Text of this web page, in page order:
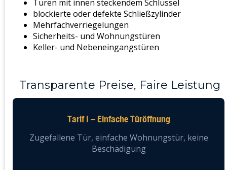
Türen mit innen steckendem Schlüssel
blockierte oder defekte Schließzylinder
Mehrfachverriegelungen
Sicherheits- und Wohnungstüren
Keller- und Nebeneingangstüren
Transparente Preise, Faire Leistung
Tarif I – Einfache Türöffnung
Zugefallene Tür, einfache Wohnungstür, keine
Beschädigung